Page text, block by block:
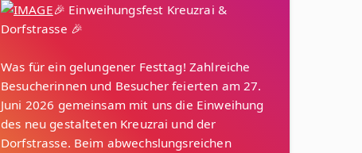
🎉 Einweihungsfest Kreuzrai &
Dorfstrasse 🎉
Was für ein gelungener Festtag! Zahlreiche
Besucherinnen und Besucher feierten am 27.
Juni 2026 gemeinsam mit uns die Einweihung
des neu gestalteten Kreuzrai und der
Dorfstrasse. Beim abwechslungsreichen